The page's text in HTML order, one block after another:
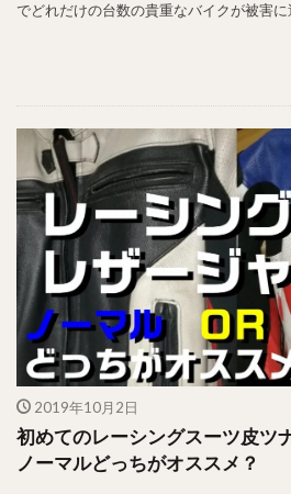
でどれだけの台数の貴重なバイクが被害
2019年10月2日
初めてのレーシングスーツ皮ツ
ノーマルどっちがオススメ？